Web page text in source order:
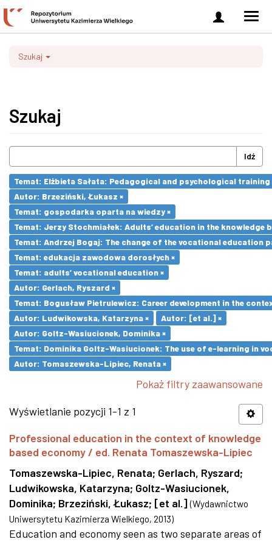
Zaloguj
się
Szukaj
Szukaj
Idź
Temat: Elżbieta Sałata: Pedagogical and psychological
Autor: Brzeziński, Łukasz ×
Temat: gospodarka oparta na wiedzy ×
Temat: Jerzy Stochmiałek: Adults’ education in the knowledge
Temat: Andrzej Bogaj: The change of the vocational education
Temat: edukacja zawodowa dorosłych ×
Temat: adults’ vocational education ×
Autor: Gerlach, Ryszard ×
Temat: Bogusław Pietrulewicz: Career development in the
Autor: Ludwikowska, Katarzyna ×
Autor: [et al.] ×
Autor: Goltz-Wasiucionek, Dominika ×
Temat: Dominika Goltz-Wasiucionek: The use of e-learning in
Autor: Tomaszewska-Lipiec, Renata ×
Pokaż filtry zaawansowane
Wyświetlanie pozycji 1-1 z 1
Professional education in the context of knowledge
based economy / ed. Renata Tomaszewska-Lipiec
Tomaszewska-Lipiec, Renata; Gerlach, Ryszard;
Ludwikowska, Katarzyna; Goltz-Wasiucionek,
Dominika; Brzeziński, Łukasz; [et al.] (Wydawnictwo
Uniwersytetu Kazimierza Wielkiego, 2013)
Education and economy seen as two separate areas of